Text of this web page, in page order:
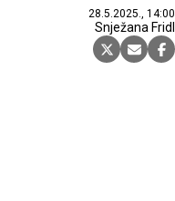
28.5.2025., 14:00
Snježana Fridl